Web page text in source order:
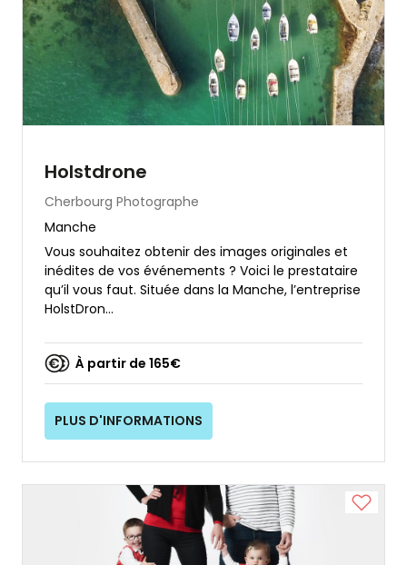
Holstdrone
Cherbourg Photographe
Manche
Vous souhaitez obtenir des images originales et
inédites de vos événements ? Voici le prestataire
qu’il vous faut. Située dans la Manche, l’entreprise
HolstDron...
À partir de 165€
PLUS D'INFORMATIONS